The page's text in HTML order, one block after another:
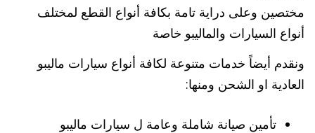
مختصين وعلى دراية تامة بكافة أنواع القطع لمختلف
أنواع السيارات والماليبو خاصة
ونقدم أيضاً خدمات متنوعة لكافة أنواع سيارات ماليبو
العادية او الشحن ومنها:
تأمين صيانة شاملة وعامة ل سيارات ماليبو